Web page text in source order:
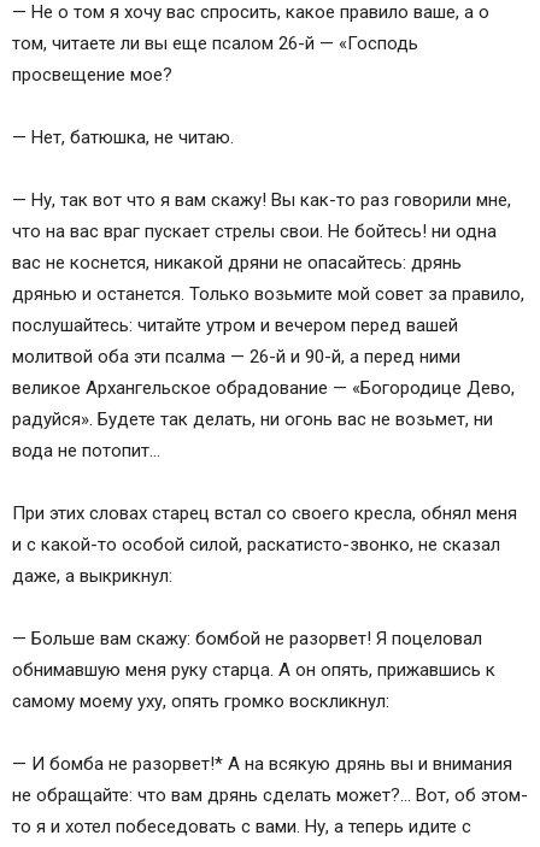
— Не о том я хочу вас спросить, какое правило ваше, а о
том, читаете ли вы еще псалом 26-й — «Господь
просвещение мое?
— Нет, батюшка, не читаю.
— Ну, так вот что я вам скажу! Вы как-то раз говорили мне,
что на вас враг пускает стрелы свои. Не бойтесь! ни одна
вас не коснется, никакой дряни не опасайтесь: дрянь
дрянью и останется. Только возьмите мой совет за правило,
послушайтесь: читайте утром и вечером перед вашей
молитвой оба эти псалма — 26-й и 90-й, а перед ними
великое Архангельское обрадование — «Богородице Дево,
радуйся». Будете так делать, ни огонь вас не возьмет, ни
вода не потопит…
При этих словах старец встал со своего кресла, обнял меня
и с какой-то особой силой, раскатисто-звонко, не сказал
даже, а выкрикнул:
— Больше вам скажу: бомбой не разорвет! Я поцеловал
обнимавшую меня руку старца. А он опять, прижавшись к
самому моему уху, опять громко воскликнул:
— И бомба не разорвет!* А на всякую дрянь вы и внимания
не обращайте: что вам дрянь сделать может?… Вот, об этом-
то я и хотел побеседовать с вами. Ну, а теперь идите с